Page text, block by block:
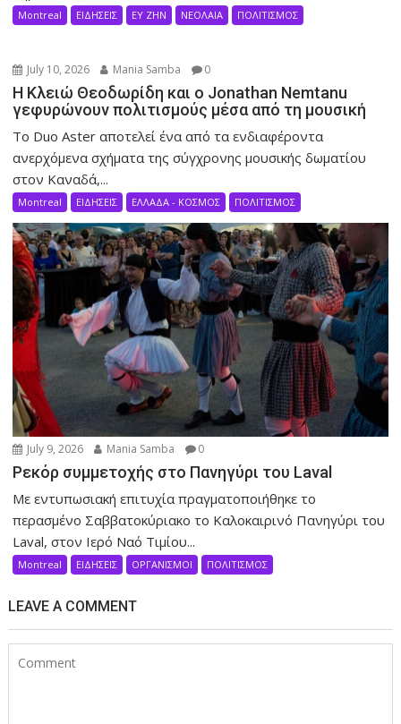
Montreal ΕΙΔΗΣΕΙΣ ΕΥ ΖΗΝ ΝΕΟΛΑΙΑ ΠΟΛΙΤΙΣΜΟΣ
July 10, 2026 Mania Samba 0
Η Κλειώ Θεοδωρίδη και ο Jonathan Nemtanu
γεφυρώνουν πολιτισμούς μέσα από τη μουσική
Το Duo Aster αποτελεί ένα από τα ενδιαφέροντα
ανερχόμενα σχήματα της σύγχρονης μουσικής δωματίου
στον Καναδά,...
Montreal ΕΙΔΗΣΕΙΣ ΕΛΛΑΔΑ - ΚΟΣΜΟΣ ΠΟΛΙΤΙΣΜΟΣ
July 9, 2026 Mania Samba 0
Ρεκόρ συμμετοχής στο Πανηγύρι του Laval
Με εντυπωσιακή επιτυχία πραγματοποιήθηκε το
περασμένο Σαββατοκύριακο το Καλοκαιρινό Πανηγύρι του
Laval, στον Ιερό Ναό Τιμίου...
Montreal ΕΙΔΗΣΕΙΣ ΟΡΓΑΝΙΣΜΟΙ ΠΟΛΙΤΙΣΜΟΣ
LEAVE A COMMENT